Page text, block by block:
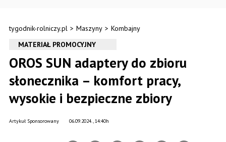
tygodnik-rolniczy.pl > Maszyny > Kombajny
MATERIAŁ PROMOCYJNY
OROS SUN adaptery do zbioru
słonecznika – komfort pracy,
wysokie i bezpieczne zbiory
06.09.2024., 14:40h
Artykuł Sponsorowany